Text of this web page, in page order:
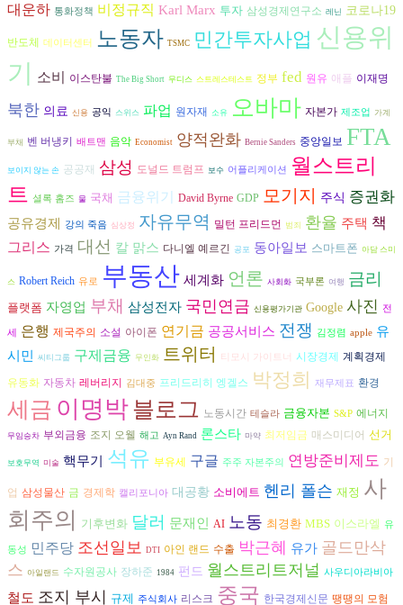
대운하 통화정책 비정규직 Karl Marx 투자 삼성경제연구소 레닌 코로나19
반도체 데이터센터 노동자 TSMC 민간투자사업 신용위
기
소비 이스탄불 The Big Short 무디스 스트레스테스트 정부 fed 원유 애플 이재명
북한 의료 신용 공익 스위스 파업 원자재 소유 오바마 자본가 제조업 가계
부채 벤 버냉키 배트맨 음악 Economist 양적완화 Bernie Sanders 중앙일보 FTA
보이지 않는 손 공공재 삼성 도널드 트럼프 보수 어플리케이션
월스트리
트 셜록 홈즈 물 국채 금융위기 David Byrne GDP 모기지 주식 증권화
공유경제 강의 죽음 심상정 자유무역 밀턴 프리드먼 범죄 환율 주택 책
그리스 가격 대선 칼 맑스 다니엘 예르긴 공포 동아일보 스마트폰 아담 스미
스 Robert Reich 유로 부동산 세계화 언론 사회화 국부론 여행 금리
플랫폼 자영업 부채 삼성전자 국민연금 신용평가기관 Google 사진 전
세 은행 제국주의 소설 아이폰 연기금 공공서비스 전쟁 김정렴 apple 유
시민 씨티그룹 구제금융 무인화 트위터 티모시 가이트너 시장경제 계획경제
유동화 자동차 레버리지 김대중 프리드리히 엥겔스 박정희 재무제표 환경
세금 이명박블로그 노동시간 테슬라 금융자본 S&P 에너지
무임승차 부외금융 조지 오웰 해고 Ayn Rand 론스타 마약 최저임금 매스미디어 선거
보호무역 미술 핵무기 석유 부유세 구글 주주 자본주의 연방준비제도 기
업 삼성물산 금 경제학 캘리포니아 대공황 소비에트 헨리 폴슨 재정 사
회주의
기후변화 달러 문재인 AI 노동 최경환 MBS 이스라엘 유
동성 민주당 조선일보 DTI 아인 랜드 수출 박근혜 유가 골드만삭
스 아일랜드 수자원공사 장하준 1984 펀드 월스트리트저널 사우디아라비아
철도 조지 부시 규제 주식회사 리스크 중국 한국경제신문 땡땡의 모험